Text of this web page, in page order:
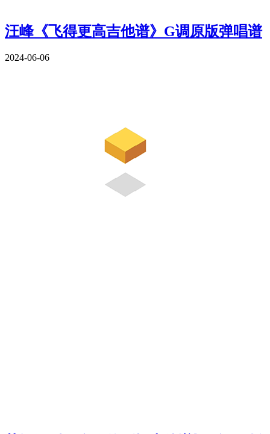
汪峰《飞得更高吉他谱》G调原版弹唱谱
2024-06-06